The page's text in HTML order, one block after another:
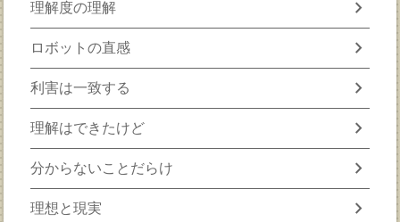
理解度の理解 chevron_right
ロボットの直感 chevron_right
利害は一致する chevron_right
理解はできたけど chevron_right
分からないことだらけ chevron_right
理想と現実 chevron_right